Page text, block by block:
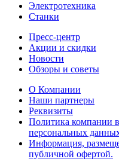
Электротехника
Станки
Пресс-центр
Акции и скидки
Новости
Обзоры и советы
О Компании
Наши партнеры
Реквизиты
Политика компании
персональных
Информация,
публичной офертой.